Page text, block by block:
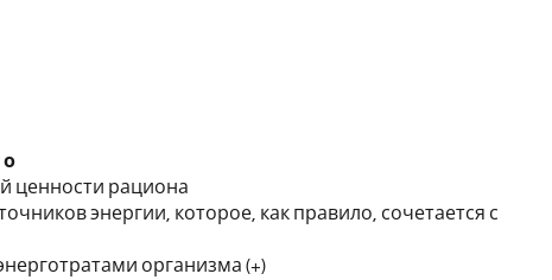
о
ценности рациона
энергии, которое, как правило, сочетается с
организма (+)